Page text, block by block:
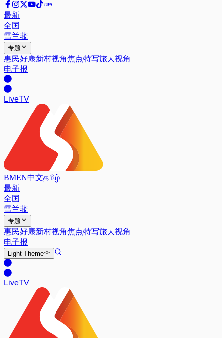
最新
全国
雪兰莪
专题
惠民好康新村视角焦点特写旅人视角
电子报
LiveTV
BMEN中文தமிழ்
最新
全国
雪兰莪
专题
惠民好康新村视角焦点特写旅人视角
电子报
Light Theme
LiveTV